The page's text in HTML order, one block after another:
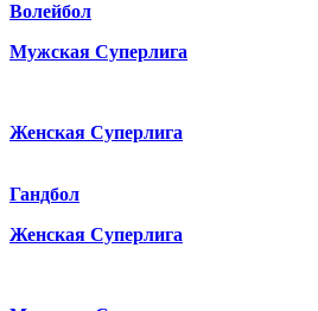
Волейбол
Мужская Суперлига
Женская Суперлига
Гандбол
Женская Суперлига